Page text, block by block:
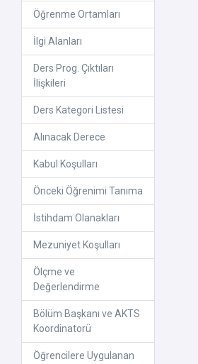
Öğrenme Ortamları
İlgi Alanları
Ders Prog. Çıktıları
İlişkileri
Ders Kategori Listesi
Alınacak Derece
Kabul Koşulları
Önceki Öğrenimi Tanıma
İstihdam Olanakları
Mezuniyet Koşulları
Ölçme ve
Değerlendirme
Bölüm Başkanı ve AKTS
Koordinatorü
Öğrencilere Uygulanan